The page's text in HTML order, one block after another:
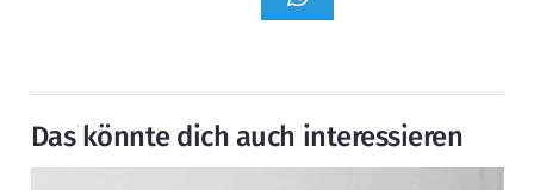
Das könnte dich auch interessieren